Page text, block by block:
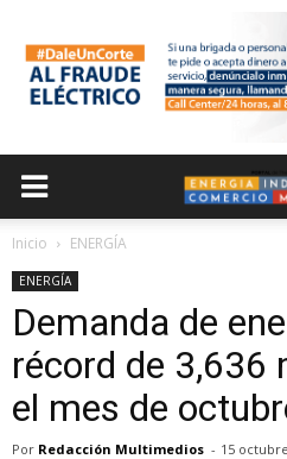
Inicio ENERGÍA
ENERGÍA
Demanda de
récord de 3,636
el mes de
Por Redacción Multimedios - 15